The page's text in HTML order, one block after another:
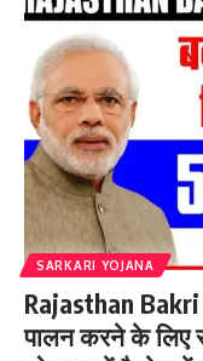
SARKARI YOJANA
Rajasthan
पालन करने के लिए